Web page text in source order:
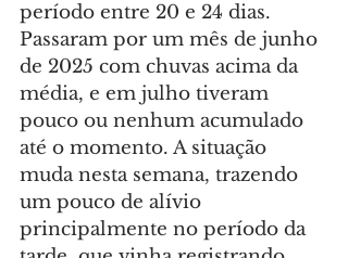
período entre 20 e 24 dias.
Passaram por um mês de junho
de 2025 com chuvas acima da
média, e em julho tiveram
pouco ou nenhum acumulado
até o momento. A situação
muda nesta semana, trazendo
um pouco de alívio
principalmente no período da